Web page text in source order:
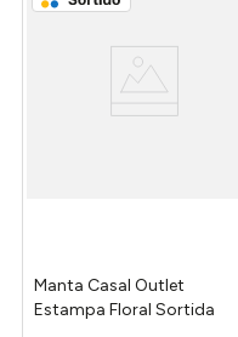
Manta Casal Outlet
Estampa Floral Sortida